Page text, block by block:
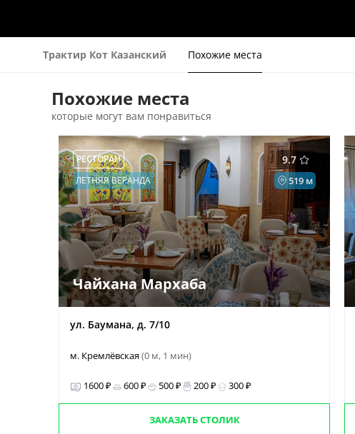
Трактир Кот Казанский Похожие места
Похожие места
которые могут вам понравиться
9.7
РЕСТОРАН
519 м
ЛЕТНЯЯ ВЕРАНДА
Чайхана Мархаба
ул. Баумана, д. 7/10
м. Кремлёвская(0 м, 1 мин)
1600 ₽ 600 ₽ 500 ₽ 200 ₽ 300 ₽
ЗАКАЗАТЬ СТОЛИК